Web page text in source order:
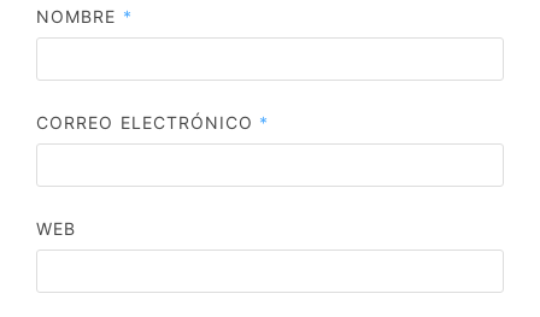
NOMBRE *
CORREO ELECTRÓNICO *
WEB